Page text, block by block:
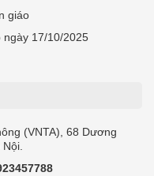
giáo
ngày 17/10/2025
(VNTA), 68 Dương